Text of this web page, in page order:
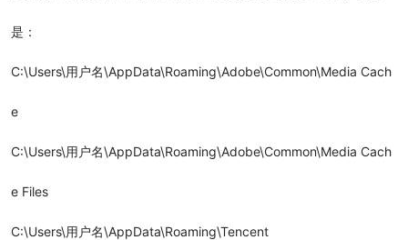
是：
C:\Users\用户名\AppData\Roaming\Adobe\Common\Media Cach
e
C:\Users\用户名\AppData\Roaming\Adobe\Common\Media Cach
e Files
C:\Users\用户名\AppData\Roaming\Tencent